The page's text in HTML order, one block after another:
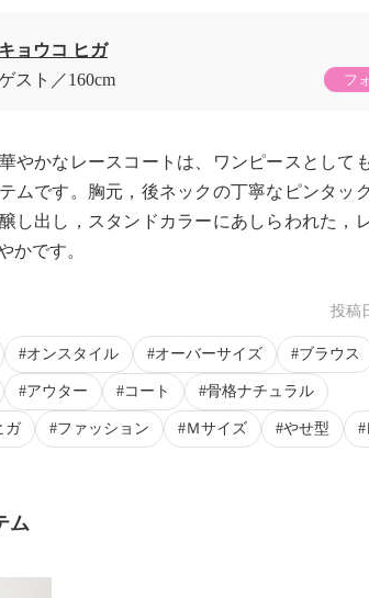
キョウコ ヒガ
スト
160cm フ
やかなレースコートは、ワンピースとして
ムです。胸元，後ネックの丁寧なピンタッ
し出し，スタンドカラーにあしらわれた，
かです。
投稿
オンスタイル オーバーサイズ ブラウス
アウター コート 骨格ナチュラル
ガ ファッション Ｍサイズ やせ型
ム